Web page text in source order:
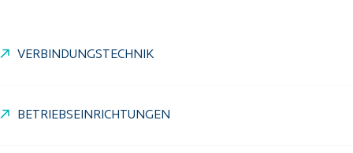
VERBINDUNGSTECHNIK
BETRIEBSEINRICHTUNGEN